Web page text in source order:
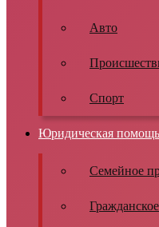
Авто
Спорт
Юридическая помощь
Семейное